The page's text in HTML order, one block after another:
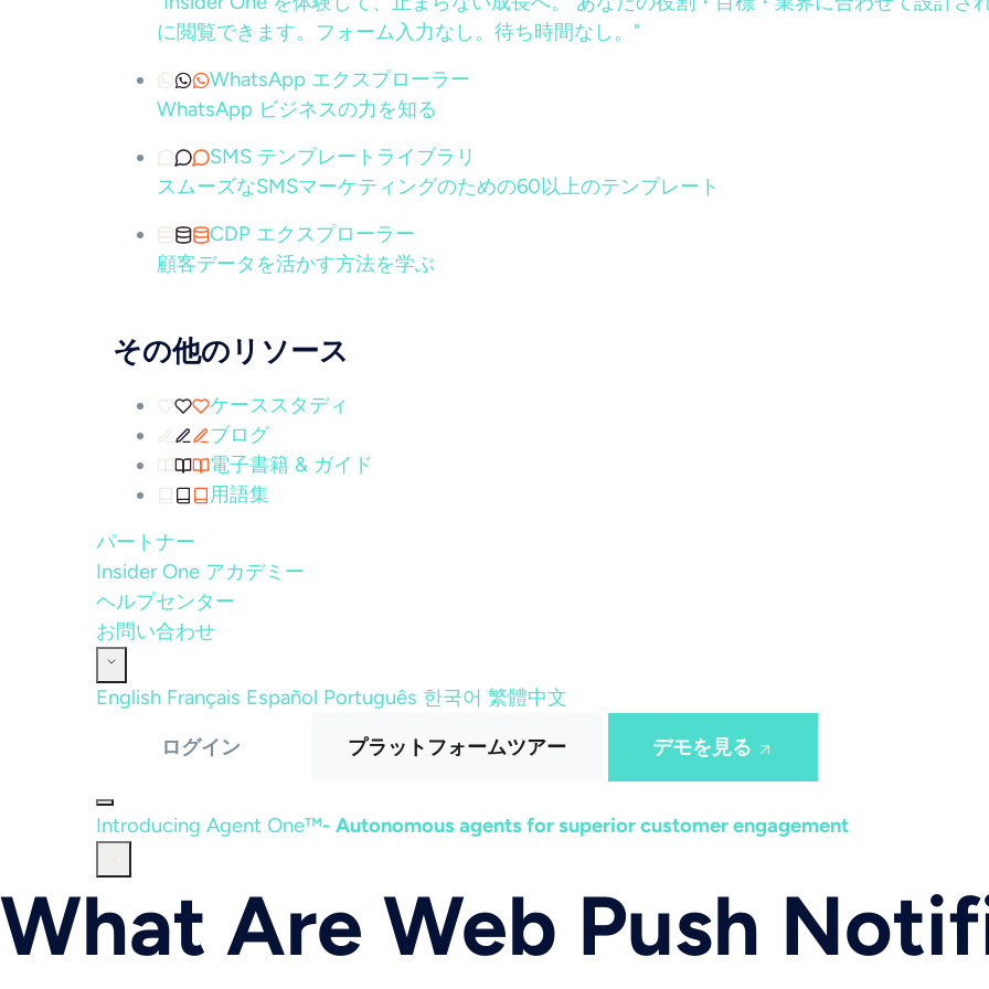
に閲覧できます。フォーム入力なし。待ち時間なし。"
WhatsApp エクスプローラー
WhatsApp ビジネスの力を知る
SMS テンプレートライブラリ
スムーズなSMSマーケティングのための60以上のテンプレート
CDP エクスプローラー
顧客データを活かす方法を学ぶ
その他のリソース
ケーススタディ
ブログ
電子書籍 & ガイド
用語集
パートナー
Insider One アカデミー
ヘルプセンター
お問い合わせ
English Français Español Português 한국어 繁體中文
ログイン プラットフォームツアー デモを見る
Introducing Agent One™- Autonomous agents for superior customer engagement
What Are Web Push